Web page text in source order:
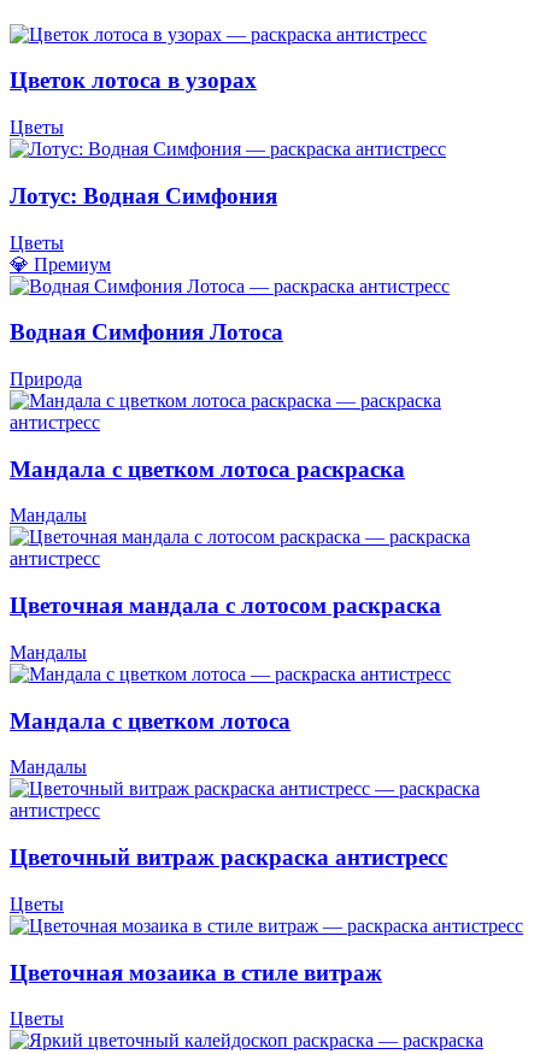
Цветок лотоса в узорах
Цветы
Лотус: Водная Симфония
Цветы
💎 Премиум
Водная Симфония Лотоса
Природа
Мандала с цветком лотоса раскраска
Мандалы
Цветочная мандала с лотосом раскраска
Мандалы
Мандала с цветком лотоса
Мандалы
Цветочный витраж раскраска антистресс
Цветы
Цветочная мозаика в стиле витраж
Цветы